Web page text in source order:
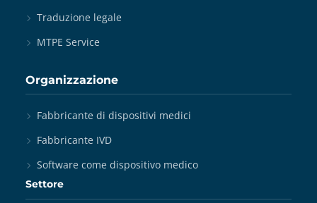
Traduzione legale
MTPE Service
Organizzazione
Fabbricante di dispositivi medici
Fabbricante IVD
Software come dispositivo medico
Settore